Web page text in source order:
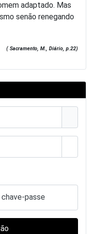
adaptado. Mas
senão renegando
( Sacramento, M., Diário, p.22)
passe